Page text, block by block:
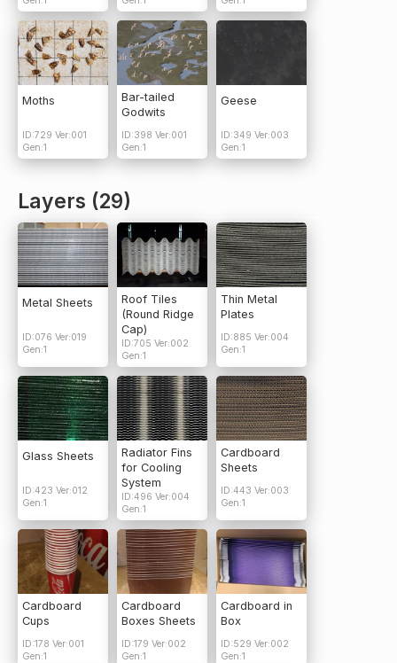
Moths
ID:729 Ver:001
Gen:1
Bar-tailed
Godwits
ID:398 Ver:001
Gen:1
Geese
ID:349 Ver:003
Gen:1
Layers (29)
Metal Sheets
ID:076 Ver:019
Gen:1
Roof Tiles
(Round Ridge
Cap)
ID:705 Ver:002
Gen:1
Thin Metal
Plates
ID:885 Ver:004
Gen:1
Glass Sheets
ID:423 Ver:012
Gen:1
Radiator Fins
for Cooling
System
ID:496 Ver:004
Gen:1
Cardboard
Sheets
ID:443 Ver:003
Gen:1
Cardboard
Cups
ID:178 Ver:001
Gen:1
Cardboard
Boxes Sheets
ID:179 Ver:002
Gen:1
Cardboard in
Box
ID:529 Ver:002
Gen:1